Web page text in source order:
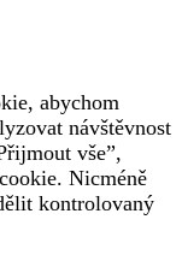
abychom
návštěvnost
vše”,
Nicméně
kontrolovaný